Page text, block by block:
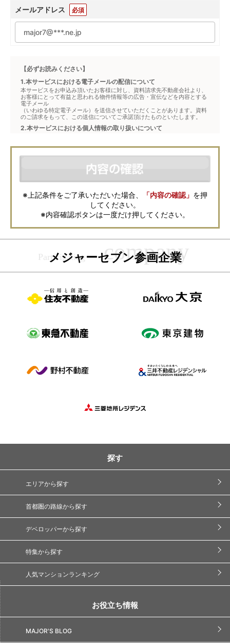
メールアドレス 必須
【必ずお読みください】
1.本サービスにおける電子メールの配信について
本サービスをお申込み頂いたお客様に対し、資料請求先不動産会社より、
お客様にとって有益と思われる物件情報等の広告・宣伝などを内容とする
電子メール
（いわゆる特定電子メール）を送信させていただくことがあります。資料
のご請求をもって、この送信についてご承諾頂けたものといたします。
2.本サービスにおける個人情報の取り扱いについて
本フォームからお客様が記入・登録された個人情報は、ダイレクトメール
などの資料送付・電子メールの送信・電話連絡などの目的で資料請求先不
動産会社が利用・保管します。資料請求先不動産会社が保管する個人情報
の取扱いについては、各不動産会社に直接お問合せください。
また、上記とは別にメジャーセブンでは本サービスを円滑に運用するため
に、お客様の個人情報をサービスご利用の控えとして一定期間保管いたし
ます。 ご記入の内容が不明瞭で資料をお送りできない場合、その他当社が
本サービスを円滑に運用するために必要な範囲において、直接メジャーセ
ブンから確認のご連絡をさせていただくことがありますので、あらかじめ
ご了承ください。
メジャーセブンの個人情報の取扱い方針についてはこちらをご覧くださ
※上記条件をご了承いただいた場合、 「内容の確認」 を押
してください。
※内容確認ボタンは一度だけ押してください。
メジャーセブン参画企業
探す
エリアから探す
首都圏の路線から探す
デベロッパーから探す
特集から探す
人気マンションランキング
お役立ち情報
MAJOR'S BLOG